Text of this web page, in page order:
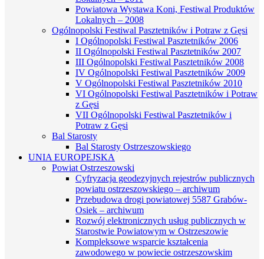
Powiatowa Wystawa Koni, Festiwal Produktów
Lokalnych – 2008
Ogólnopolski Festiwal Pasztetników i Potraw z Gęsi
I Ogólnopolski Festiwal Pasztetników 2006
II Ogólnopolski Festiwal Pasztetników 2007
III Ogólnopolski Festiwal Pasztetników 2008
IV Ogólnopolski Festiwal Pasztetników 2009
V Ogólnopolski Festiwal Pasztetników 2010
VI Ogólnopolski Festiwal Pasztetników i Potraw
z Gęsi
VII Ogólnopolski Festiwal Pasztetników i
Potraw z Gęsi
Bal Starosty
Bal Starosty Ostrzeszowskiego
UNIA EUROPEJSKA
Powiat Ostrzeszowski
Cyfryzacja geodezyjnych rejestrów publicznych
powiatu ostrzeszowskiego – archiwum
Przebudowa drogi powiatowej 5587 Grabów-
Osiek – archiwum
Rozwój elektronicznych usług publicznych w
Starostwie Powiatowym w Ostrzeszowie
Kompleksowe wsparcie kształcenia
zawodowego w powiecie ostrzeszowskim